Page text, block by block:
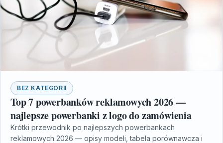
BEZ KATEGORII
Top 7 powerbanków reklamowych 2026 —
najlepsze powerbanki z logo do zamówienia
Krótki przewodnik po najlepszych powerbankach
reklamowych 2026 — opisy modeli, tabela porównawcza i